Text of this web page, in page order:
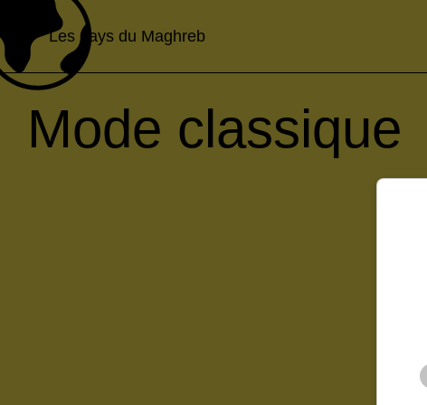
Les pays du Maghreb
Mode classique